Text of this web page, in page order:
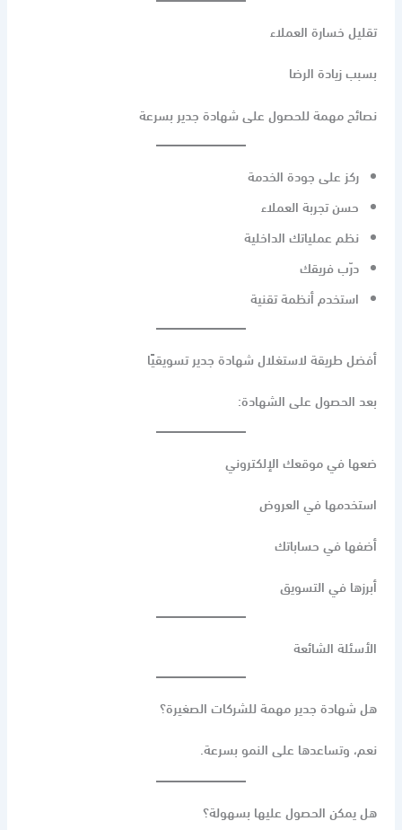
تقليل خسارة العملاء
بسبب زيادة الرضا
نصائح مهمة للحصول على شهادة جدير بسرعة
ركز على جودة الخدمة
حسن تجربة العملاء
نظم عملياتك الداخلية
درّب فريقك
استخدم أنظمة تقنية
أفضل طريقة لاستغلال شهادة جدير تسويقيًا
بعد الحصول على الشهادة:
ضعها في موقعك الإلكتروني
استخدمها في العروض
أضفها في حساباتك
أبرزها في التسويق
الأسئلة الشائعة
هل شهادة جدير مهمة للشركات الصغيرة؟
نعم، وتساعدها على النمو بسرعة.
هل يمكن الحصول عليها بسهولة؟